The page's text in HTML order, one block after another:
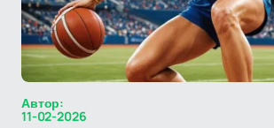
Автор:
11-02-2026